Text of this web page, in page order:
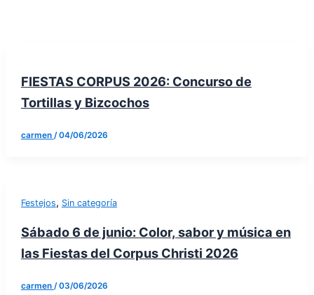
FIESTAS CORPUS 2026: Concurso de
Tortillas y Bizcochos
carmen /04/06/2026
Festejos, Sin categoría
Sábado 6 de junio: Color, sabor y música en
las Fiestas del Corpus Christi 2026
carmen /03/06/2026